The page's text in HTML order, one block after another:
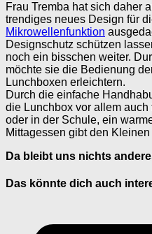
Frau Tremba hat sich daher
trendiges neues Design für
Mikrowellenfunktion
Designschutz schützen
noch ein bisschen weiter.
möchte sie die Bedienung
Lunchboxen erleichtern.
Durch die einfache
die Lunchbox vor allem
oder in der Schule, ein
Mittagessen gibt den
Da bleibt uns nichts
Das könnte dich auch